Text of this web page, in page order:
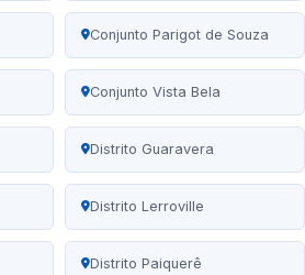
Conjunto Parigot de Souza
Conjunto Vista Bela
Distrito Guaravera
Distrito Lerroville
Distrito Paiquerê